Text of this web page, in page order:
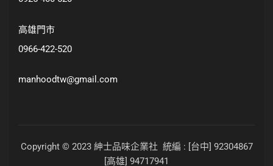
高雄門市
0966-422-520
manhoodtw@gmail.com
Copyright © 2023 紳士品味企業社 統編 : [台中] 92304867
[高雄] 94717941